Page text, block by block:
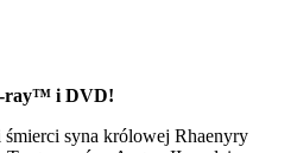
ray™ i DVD!
syna królowej Rhaenyry